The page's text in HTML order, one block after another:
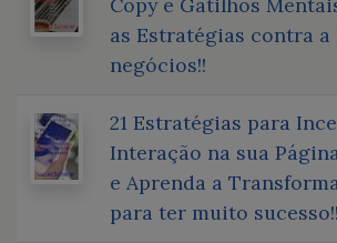
as Estratégias contra a
negócios!!
21 Estratégias para
Interação na sua
e Aprenda a
para ter muito sucesso!!